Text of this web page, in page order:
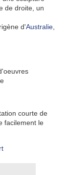
de droite, un
d'Australie
courte de
facilement le